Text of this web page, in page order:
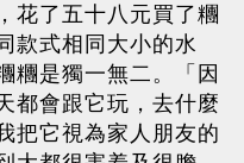
花了五十八元買了糰
款式相同大小的水
糰是獨一無二。「因
都會跟它玩，去什麼
把它視為家人朋友的